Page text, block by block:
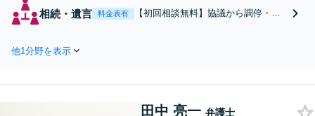
ゴールです」離婚を迷
っている段階でも気軽
側・される側どちらも
相続・遺言 料金表有
【初回相談無料】協議から調停・審
を作成「不公平な相続には遺留分侵
可】【完全個室相談】
他1分野を表示
田中 亮一 弁護士